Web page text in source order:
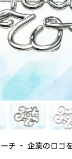
チ - 企業のロゴ